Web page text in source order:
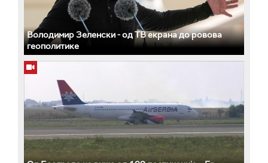
Володимир Зеленски - од ТВ екрана до ровова
геополитике